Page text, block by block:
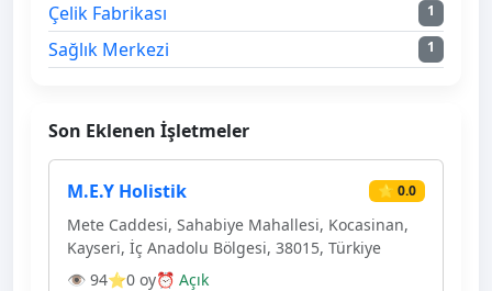
Çelik Fabrikası 1
Sağlık Merkezi 1
Son Eklenen İşletmeler
M.E.Y Holistik ⭐ 0.0
Mete Caddesi, Sahabiye Mahallesi, Kocasinan,
Kayseri, İç Anadolu Bölgesi, 38015, Türkiye
👁 94⭐0 oy⏰ Açık